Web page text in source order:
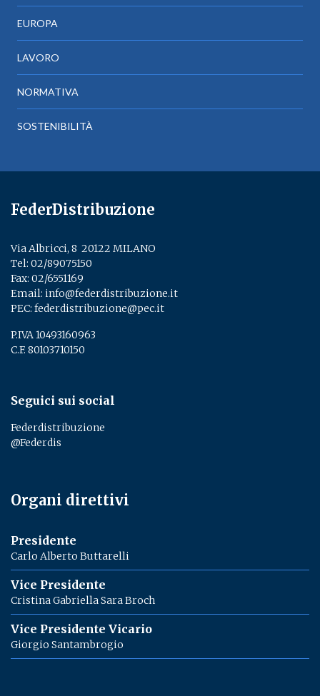
EUROPA
LAVORO
NORMATIVA
SOSTENIBILITÀ
FederDistribuzione
Via Albricci, 8 ­ 20122 MILANO
Tel: 02/89075150
Fax: 02/6551169
Email: info@federdistribuzione.it
PEC: federdistribuzione@pec.it
P.IVA 10493160963
C.F. 80103710150
Seguici sui social
Federdistribuzione
@Federdis
Organi direttivi
Presidente
Carlo Alberto Buttarelli
Vice Presidente
Cristina Gabriella Sara Broch
Vice Presidente Vicario
Giorgio Santambrogio